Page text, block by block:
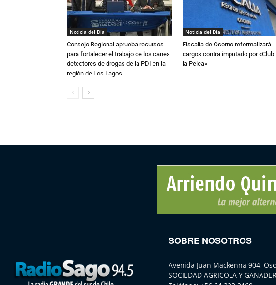
Noticia del Día
Consejo Regional aprueba recursos
para fortalecer el trabajo de los canes
detectores de drogas de la PDI en la
región de Los Lagos
Noticia del Día
Fiscalía de Osorno reformalizará
cargos contra imputado por «Club
la Pelea»
SOBRE NOSOTROS
Avenida Juan Mackenna 904,
SOCIEDAD AGRICOLA Y